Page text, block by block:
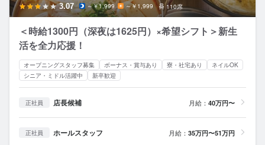
3.07 ～￥1,999 ～￥1,999 110席
＜時給1300円（深夜は1625円）×希望シフト＞新生
活を全力応援！
オープニングスタッフ募集 ボーナス・賞与あり 寮・社宅あり
ネイルOK
シニア・ミドル活躍中
新卒歓迎
正社員 店長候補 月給： 40万円〜
正社員 ホールスタッフ 月給： 35万円〜51万円